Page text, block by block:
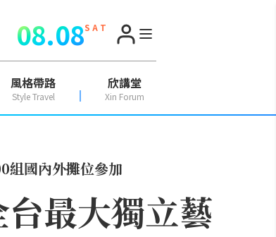
08.08S A T
風格帶路
Style Travel
欣講堂
Xin Forum
組國內外攤位參加
最大獨立藝